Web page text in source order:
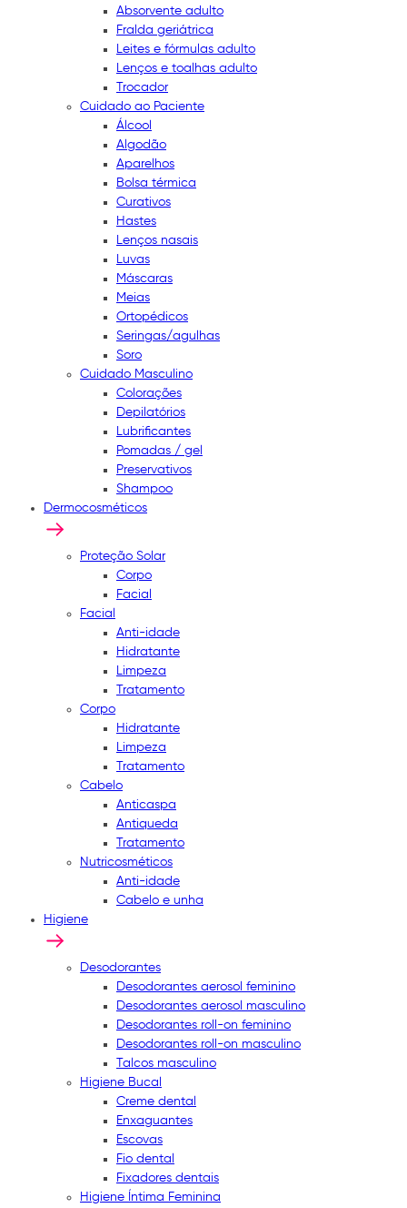
Absorvente adulto
Fralda geriátrica
Leites e fórmulas adulto
Lenços e toalhas adulto
Trocador
Cuidado ao Paciente
Álcool
Algodão
Aparelhos
Bolsa térmica
Curativos
Hastes
Lenços nasais
Luvas
Máscaras
Meias
Ortopédicos
Seringas/agulhas
Soro
Cuidado Masculino
Colorações
Depilatórios
Lubrificantes
Pomadas / gel
Preservativos
Shampoo
Dermocosméticos
Proteção Solar
Corpo
Facial
Facial
Anti-idade
Hidratante
Limpeza
Tratamento
Corpo
Hidratante
Limpeza
Tratamento
Cabelo
Anticaspa
Antiqueda
Tratamento
Nutricosméticos
Anti-idade
Cabelo e unha
Higiene
Desodorantes
Desodorantes aerosol feminino
Desodorantes aerosol masculino
Desodorantes roll-on feminino
Desodorantes roll-on masculino
Talcos masculino
Higiene Bucal
Creme dental
Enxaguantes
Escovas
Fio dental
Fixadores dentais
Higiene Íntima Feminina